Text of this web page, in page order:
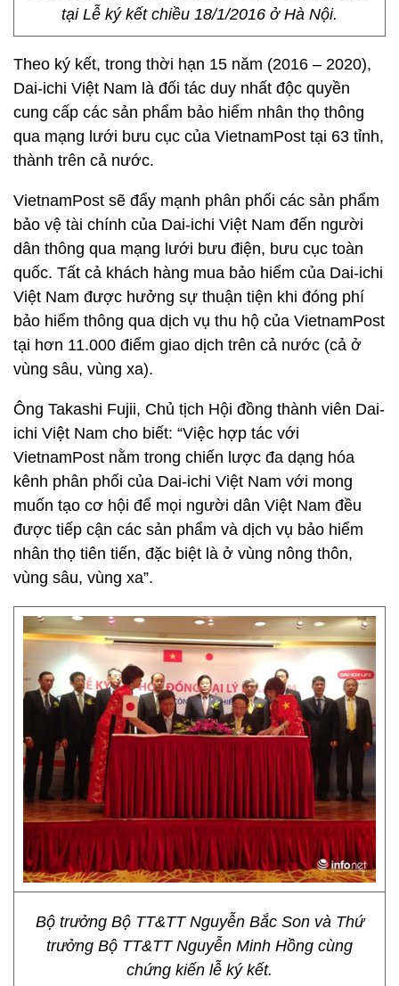
tại Lễ ký kết chiều 18/1/2016 ở Hà Nội.
Theo ký kết, trong thời hạn 15 năm (2016 – 2020),
Dai-ichi Việt Nam là đối tác duy nhất độc quyền
cung cấp các sản phẩm bảo hiểm nhân thọ thông
qua mạng lưới bưu cục của VietnamPost tại 63 tỉnh,
thành trên cả nước.
VietnamPost sẽ đẩy mạnh phân phối các sản phẩm
bảo vệ tài chính của Dai-ichi Việt Nam đến người
dân thông qua mạng lưới bưu điện, bưu cục toàn
quốc. Tất cả khách hàng mua bảo hiểm của Dai-ichi
Việt Nam được hưởng sự thuận tiện khi đóng phí
bảo hiểm thông qua dịch vụ thu hộ của VietnamPost
tại hơn 11.000 điểm giao dịch trên cả nước (cả ở
vùng sâu, vùng xa).
Ông Takashi Fujii, Chủ tịch Hội đồng thành viên Dai-
ichi Việt Nam cho biết: “Việc hợp tác với
VietnamPost nằm trong chiến lược đa dạng hóa
kênh phân phối của Dai-ichi Việt Nam với mong
muốn tạo cơ hội để mọi người dân Việt Nam đều
được tiếp cận các sản phẩm và dịch vụ bảo hiểm
nhân thọ tiên tiến, đặc biệt là ở vùng nông thôn,
vùng sâu, vùng xa”.
Bộ trưởng Bộ TT&TT Nguyễn Bắc Son và Thứ
trưởng Bộ TT&TT Nguyễn Minh Hồng cùng
chứng kiến lễ ký kết.